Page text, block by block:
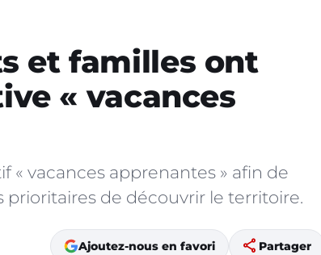
et familles ont
« vacances
« vacances apprenantes » afin de
de découvrir le territoire.
Ajoutez-nous en favori share Partager